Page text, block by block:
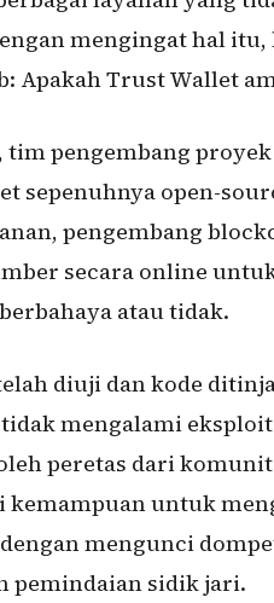
mengingat hal
Apakah Trust Wallet
tim pengembang
sepenuhnya open-
pengembang
secara online
atau tidak.
diuji dan kode
mengalami
peretas dari
untuk
mengunci
pemindaian sidik jari.